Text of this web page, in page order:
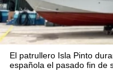
El patrullero Isla Pinto
española el pasado fin de